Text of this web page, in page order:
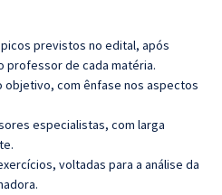
previstos no edital, após
professor de cada matéria.
objetivo, com ênfase nos aspectos
especialistas, com larga
voltadas para a análise da